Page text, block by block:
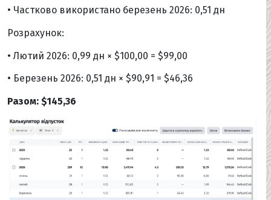
• Частково використано березень 2026: 0,51 дн
Розрахунок:
• Лютий 2026: 0,99 дн × $100,00 = $99,00
• Березень 2026: 0,51 дн × $90,91 = $46,36
Разом: $145,36